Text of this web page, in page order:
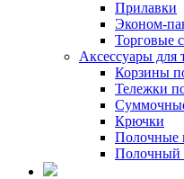
Прилавки
Эконом-
Торговые
Аксессуары для
Корзины
Тележки
Крючки
Полочные
Полочный